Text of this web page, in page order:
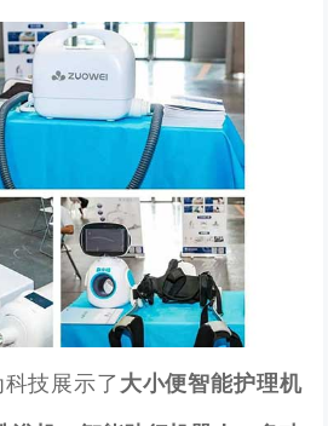
技展示了大小便智能护理机